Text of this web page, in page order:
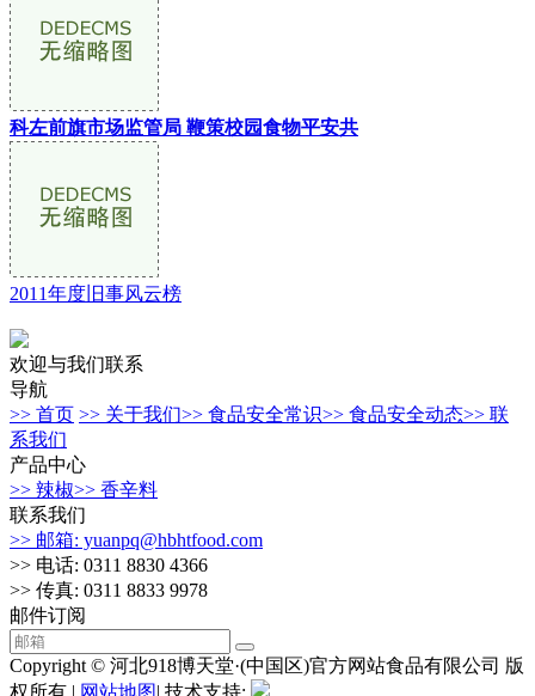
科左前旗市场监管局 鞭策校园食物平安共
2011年度旧事风云榜
欢迎与我们联系
导航
>> 首页 >> 关于我们>> 食品安全常识>> 食品安全动态>> 联
系我们
产品中心
>> 辣椒>> 香辛料
联系我们
>> 邮箱: yuanpq@hbhtfood.com
>> 电话: 0311 8830 4366
>> 传真: 0311 8833 9978
邮件订阅
Copyright © 河北918博天堂·(中国区)官方网站食品有限公司 版
权所有 | 网站地图| 技术支持: